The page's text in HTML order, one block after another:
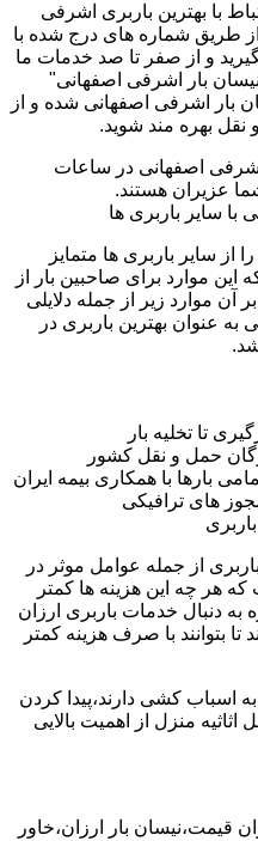
با بهترین باربری اشرفی
از طریق شماره های درج شده با
و از صفر تا صد خدمات ما
بار اشرفی اصفهانی"
بار اشرفی اصفهانی شده و از
نقل بهره مند شوید.
اصفهانی در ساعات
عزیران هستند.
با سایر باربری ها
از سایر باربری ها متمایز
موارد برای صاحبین بار از
آن موارد زیر از جمله دلایلی
عنوان بهترین باربری در
تا تخلیه بار
حمل و نقل کشور
بارها با همکاری بیمه ایران
های ترافیکی
از جمله عوامل موثر در
هر چه این هزینه ها کمتر
به دنبال خدمات باربری ارزان
بتوانند با صرف هزینه کمتر
اسباب کشی دارند،پیدا کردن
منزل از اهمیت بالایی
قیمت،نیسان بار ارزان،خاور